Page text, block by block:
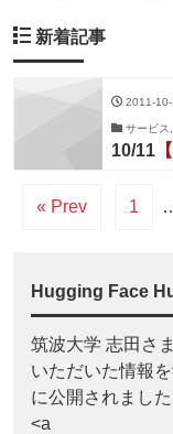
新着記事
2011-10-
サービス
10/11
« Prev 1
Hugging Face
筑波大学 志田さ
いただいた情報
に公開されました
<a